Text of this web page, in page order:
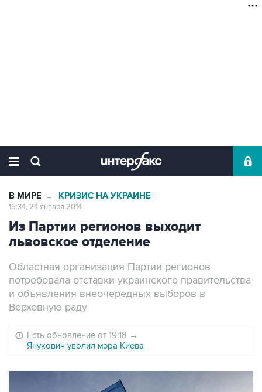
В МИРЕ → КРИЗИС НА УКРАИНЕ
15:34, 24 января 2014
Из Партии регионов выходит
львовское отделение
Областная организация Партии регионов
потребовала отставки украинского правительства
и объявления внеочередных выборов в
Верховную раду
Есть обновление от 19:18 →
Янукович уволил мэра Киева